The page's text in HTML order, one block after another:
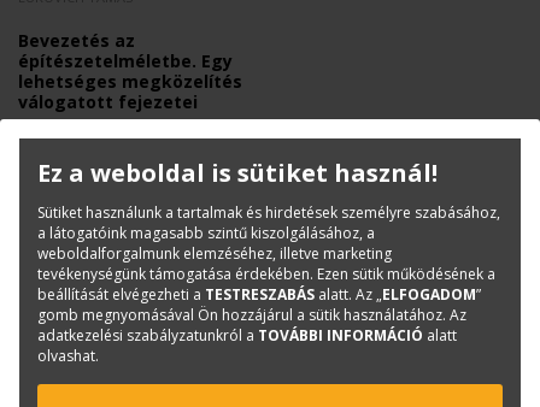
Bevezetés az
építészetelméletbe. Egy
lehetséges megközelítés
válogatott fejezetei
Kifogyott
Ez a weboldal is sütiket használ!
Sütiket használunk a tartalmak és hirdetések személyre szabásához,
a látogatóink magasabb szintű kiszolgálásához, a
weboldalforgalmunk elemzéséhez, illetve marketing
tevékenységünk támogatása érdekében. Ezen sütik működésének a
beállítását elvégezheti a TESTRESZABÁS alatt. Az „ELFOGADOM”
gomb megnyomásával Ön hozzájárul a sütik használatához. Az
adatkezelési szabályzatunkról a TOVÁBBI INFORMÁCIÓ alatt
olvashat.